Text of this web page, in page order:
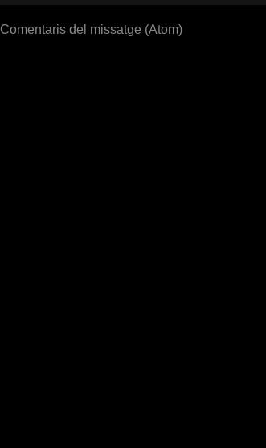
Comentaris del missatge (Atom)